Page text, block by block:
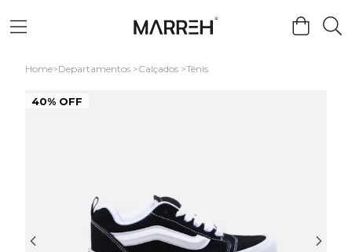
Home Departamentos Calçados Tênis
40% OFF